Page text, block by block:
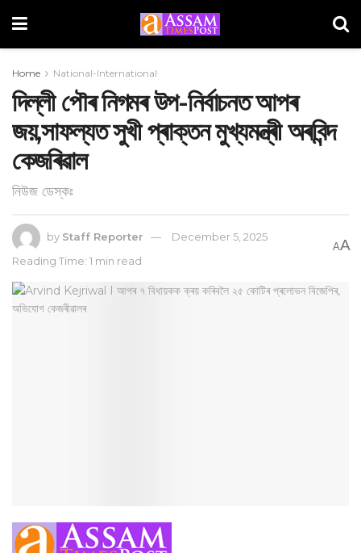
Home National-International
দিল্লী পৌৰ নিগমৰ উপ-নিৰ্বাচনত আপৰ
জয়,সাফল্যত সুখী প্ৰাক্তন মুখ্যমন্ত্ৰী অৰবিন্দ
কেজৰিৱাল
নিউজ ডেস্কঃ
by Staff Reporter
December 5, 2025
Reading Time: 1 min read
AA